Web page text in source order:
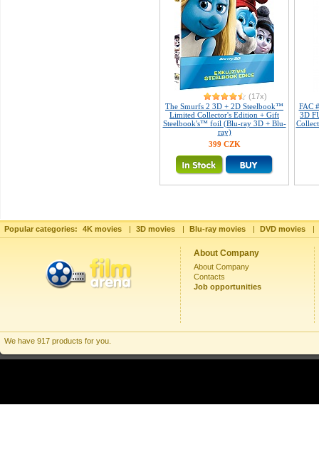
(17x)
The Smurfs 2 3D + 2D Steelbook™
Limited Collector's Edition + Gift
Steelbook's™ foil (Blu-ray 3D + Blu-
ray)
399 CZK
FAC
3D
Popular categories: 4K movies | 3D movies | Blu-ray movies | DVD movies |
About Company
About Company
Contacts
Job opportunities
We have 917 products for you.